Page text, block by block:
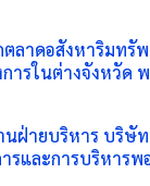
าดอสังหาริมทรั
ารในต่างจังหวั
ายบริหาร บริษั
และการบริหาร